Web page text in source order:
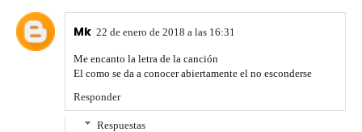
Mk 22 de enero de 2018 a las 16:31
Me encanto la letra de la canción
El como se da a conocer abiertamente el no esconderse
Responder
Respuestas